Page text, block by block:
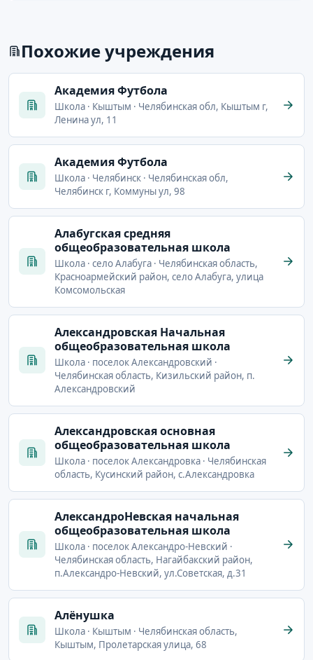
Похожие учреждения
Академия Футбола
Школа · Кыштым · Челябинская обл, Кыштым г,
Ленина ул, 11
Академия Футбола
Школа · Челябинск · Челябинская обл,
Челябинск г, Коммуны ул, 98
Алабугская средняя
общеобразовательная школа
Школа · село Алабуга · Челябинская область,
Красноармейский район, село Алабуга, улица
Комсомольская
Александровская Начальная
общеобразовательная школа
Школа · поселок Александровский ·
Челябинская область, Кизильский район, п.
Александровский
Александровская основная
общеобразовательная школа
Школа · поселок Александровка · Челябинская
область, Кусинский район, с.Александровка
АлександроНевская начальная
общеобразовательная школа
Школа · поселок Александро-Невский ·
Челябинская область, Нагайбакский район,
п.Александро-Невский, ул.Советская, д.31
Алёнушка
Школа · Кыштым · Челябинская область,
Кыштым, Пролетарская улица, 68